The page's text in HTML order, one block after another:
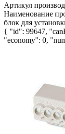
Артикул
Наименование
блок для
{ "id": 99647,
"economy": 0,